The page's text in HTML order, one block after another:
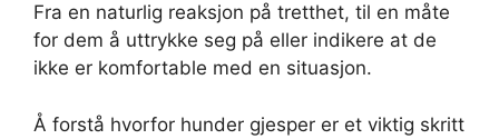
Fra en naturlig reaksjon på tretthet, til en måte
for dem å uttrykke seg på eller indikere at de
ikke er komfortable med en situasjon.
Å forstå hvorfor hunder gjesper er et viktig skritt